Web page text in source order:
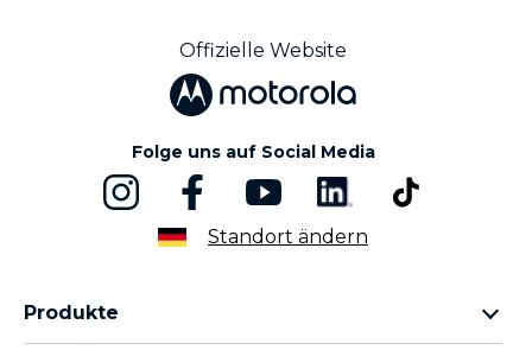
Offizielle Website
Folge uns auf Social Media
Standort ändern
Produkte